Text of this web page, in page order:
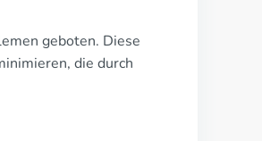
geboten. Diese
die durch